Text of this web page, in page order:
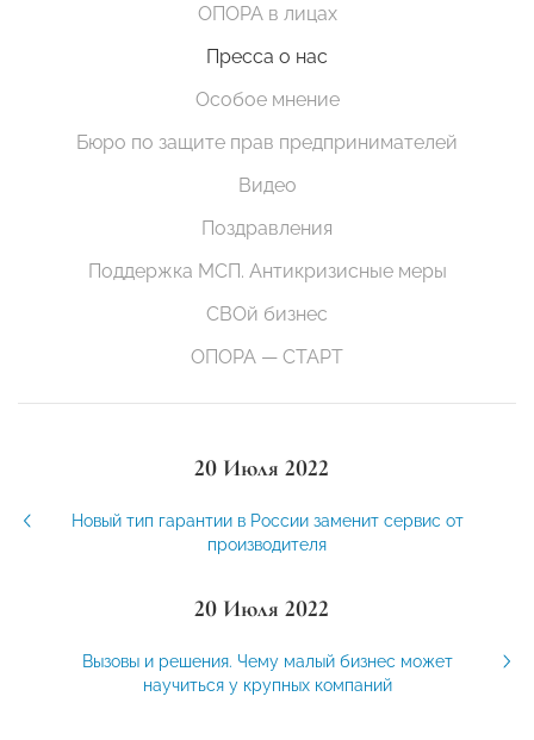
ОПОРА в лицах
Пресса о нас
Особое мнение
Бюро по защите прав предпринимателей
Видео
Поздравления
Поддержка МСП. Антикризисные меры
СВОй бизнес
ОПОРА — СТАРТ
20 Июля 2022
Новый тип гарантии в России заменит сервис от
производителя
20 Июля 2022
Вызовы и решения. Чему малый бизнес может
научиться у крупных компаний